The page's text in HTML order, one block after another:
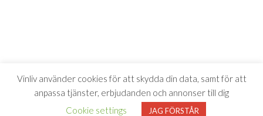
Vinliv använder cookies för att skydda din data, samt för att
anpassa tjänster, erbjudanden och annonser till dig
Cookie settings
JAG FÖRSTÅR